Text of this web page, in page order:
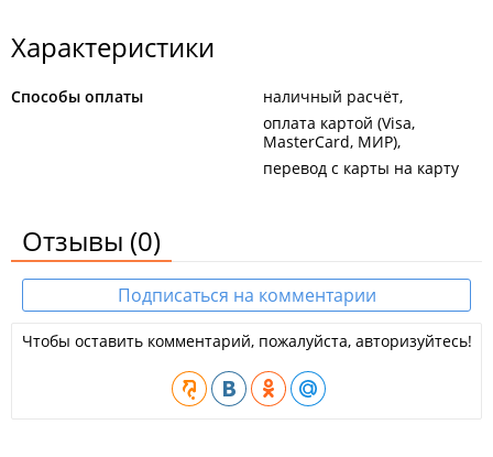
Характеристики
Способы оплаты
наличный расчёт
оплата картой (Visa,
MasterCard, МИР)
перевод с карты на карту
Отзывы (0)
Подписаться на комментарии
Чтобы оставить комментарий, пожалуйста, авторизуйтесь!